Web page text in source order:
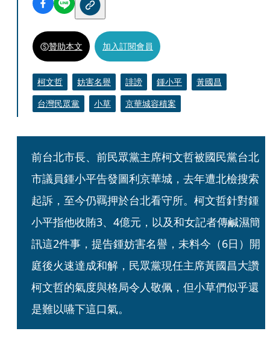
贊助本文 加入訂閱會員
柯文哲 妨害名譽 誹謗 鍾小平
黃國昌
台灣民眾黨
小草 京華城容積案
前台北市長、前民眾黨主席柯文哲被國民黨台北
市議員鍾小平告發圖利京華城，去年遭北檢搜索
起訴，至今仍羈押於台北看守所。柯文哲針對鍾
小平指他收賄3、4億元，以及和女記者傳鹹濕簡
訊這2件事，提告鍾妨害名譽，未料今（6日）開
庭後火速達成和解，民眾黨現任主席黃國昌大讚
柯文哲的氣度與格局令人敬佩，但小草們似乎還
是難以嚥下這口氣。